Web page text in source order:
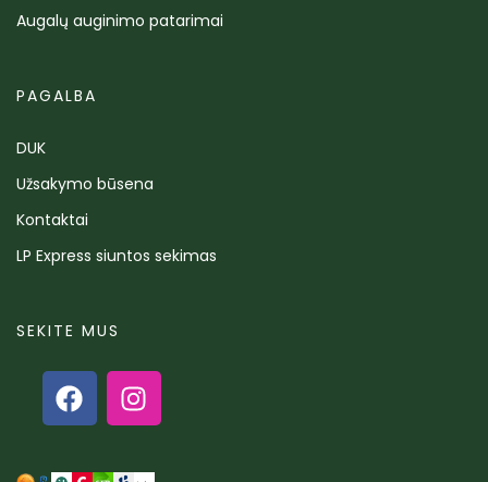
Augalų auginimo patarimai
PAGALBA
DUK
Užsakymo būsena
Kontaktai
LP Express siuntos sekimas
SEKITE MUS